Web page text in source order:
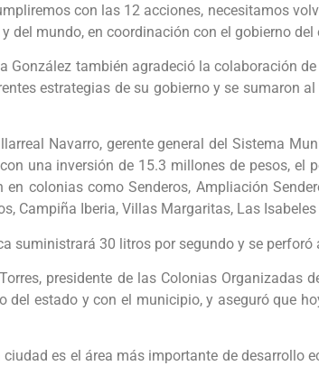
con las 12 acciones, necesitamos
del mundo, en coordinación con el gobierno del
González también agradeció la colaboración
estrategias de su gobierno y se sumaron
Navarro, gerente general del Sistema
una inversión de 15.3 millones de pesos, el
colonias como Senderos, Ampliación
Campiña Iberia, Villas Margaritas, Las Isabeles
suministrará 30 litros por segundo y se
presidente de las Colonias Organizadas
del estado y con el municipio, y aseguró que
ciudad es el área más importante de desarrollo